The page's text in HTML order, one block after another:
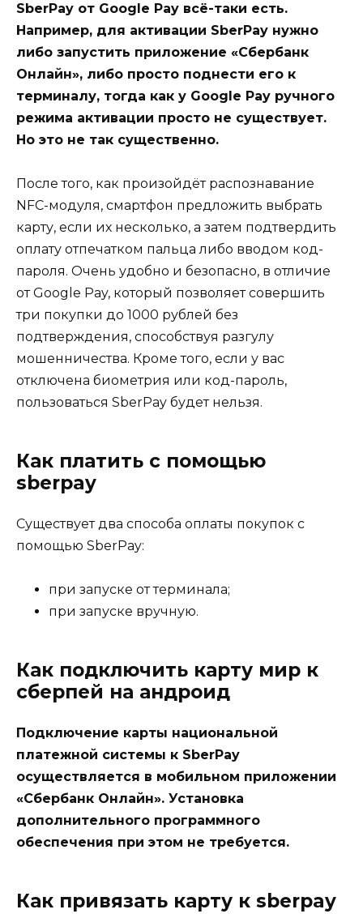
SberPay от Google Pay всё-таки есть.
Например, для активации SberPay нужно
либо запустить приложение «Сбербанк
Онлайн», либо просто поднести его к
терминалу, тогда как у Google Pay ручного
режима активации просто не существует.
Но это не так существенно.
После того, как произойдёт распознавание
NFC-модуля, смартфон предложить выбрать
карту, если их несколько, а затем подтвердить
оплату отпечатком пальца либо вводом код-
пароля. Очень удобно и безопасно, в отличие
от Google Pay, который позволяет совершить
три покупки до 1000 рублей без
подтверждения, способствуя разгулу
мошенничества. Кроме того, если у вас
отключена биометрия или код-пароль,
пользоваться SberPay будет нельзя.
Как платить с помощью
sberpay
Существует два способа оплаты покупок с
помощью SberPay:
при запуске от терминала;
при запуске вручную.
Как подключить карту мир к
сберпей на андроид
Подключение карты национальной
платежной системы к SberPay
осуществляется в мобильном приложении
«Сбербанк Онлайн». Установка
дополнительного программного
обеспечения при этом не требуется.
Как привязать карту к sberpay